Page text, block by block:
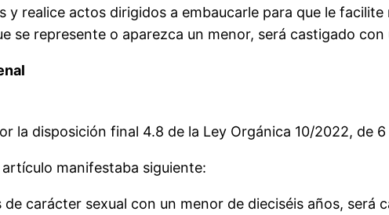
y realice actos dirigidos a embaucarle para que le
se represente o aparezca un menor, será castigado
la disposición final 4.8 de la Ley Orgánica 10/2022, de
manifestaba siguiente:
de carácter sexual con un menor de dieciséis años, será